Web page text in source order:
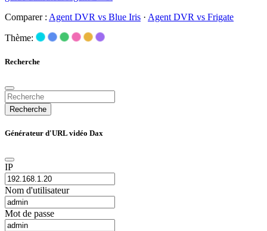
Comparer : Agent DVR vs Blue Iris · Agent DVR vs Frigate
Thème:
Recherche
Recherche
Générateur d'URL vidéo Dax
IP
Nom d'utilisateur
Mot de passe